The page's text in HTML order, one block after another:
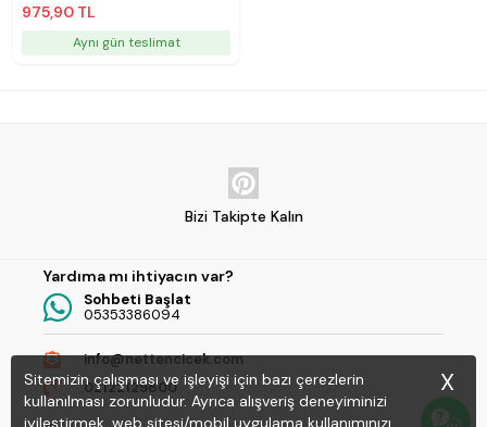
975,90 TL
Aynı gün teslimat
Bizi Takipte Kalın
Yardıma mı ihtiyacın var?
Sohbeti Başlat
05353386094
info@nettencicek.com
02122129800
Sitemizin çalışması ve işleyişi için bazı çerezlerin
kullanılması zorunludur. Ayrıca alışveriş deneyiminizi
iyileştirmek, web sitesi/mobil uygulama kullanımınızı
X